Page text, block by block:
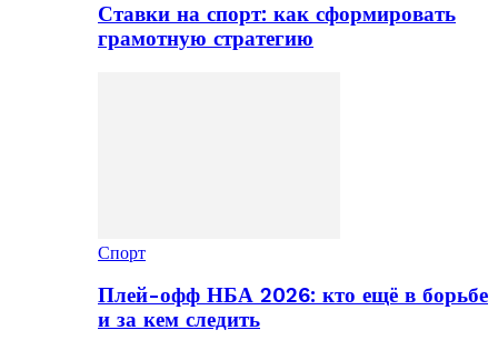
Ставки на спорт: как сформировать
грамотную стратегию
Спорт
Плей-офф НБА 2026: кто ещё в борьбе
и за кем следить